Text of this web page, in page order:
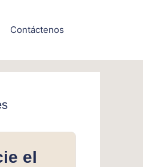
Contáctenos
el